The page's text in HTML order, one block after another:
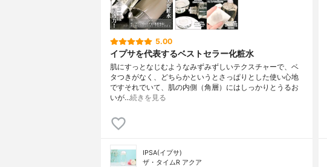
5.00
イプサを代表するベストセラー化粧水
肌にすっとなじむようなみずみずしいテクスチャーで、ベ
タつきがなく、どちらかというとさっぱりとした使い心地
ですそれでいて、肌の内側（角層）にはしっかりとうるお
いが…続きを見る
IPSA(イプサ)
ザ・タイムR アクア